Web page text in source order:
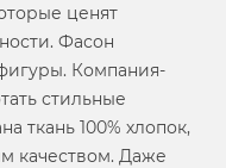
ценят
Фасон
Компания-
стильные
ткань 100% хлопок,
качеством. Даже